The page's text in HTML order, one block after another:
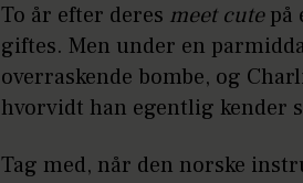
To år efter deres meet cutepå
giftes. Men under en
overraskende bombe, og
hvorvidt han egentlig kender
Tag med, når den norske